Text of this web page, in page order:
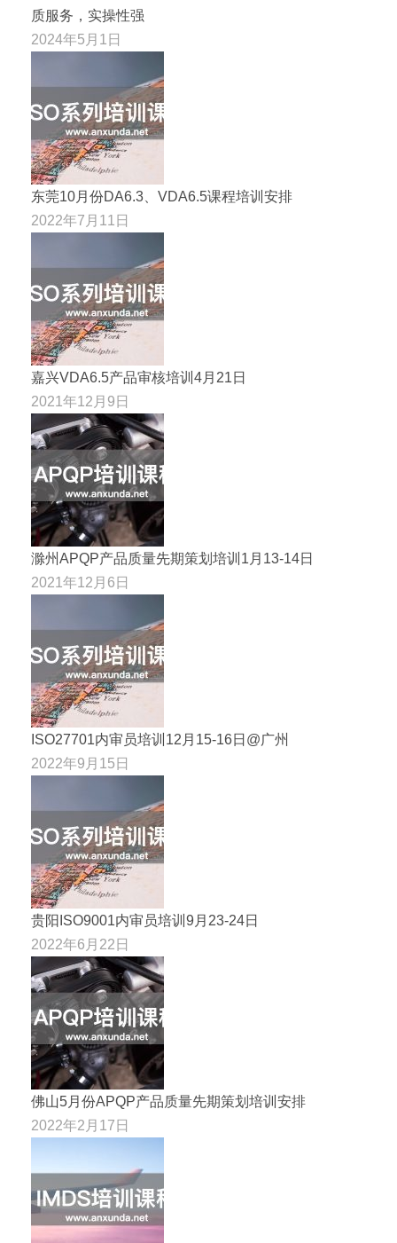
质服务，实操性强
2024年5月1日
东莞10月份DA6.3、VDA6.5课程培训安排
2022年7月11日
嘉兴VDA6.5产品审核培训4月21日
2021年12月9日
滁州APQP产品质量先期策划培训1月13-14日
2021年12月6日
ISO27701内审员培训12月15-16日@广州
2022年9月15日
贵阳ISO9001内审员培训9月23-24日
2022年6月22日
佛山5月份APQP产品质量先期策划培训安排
2022年2月17日